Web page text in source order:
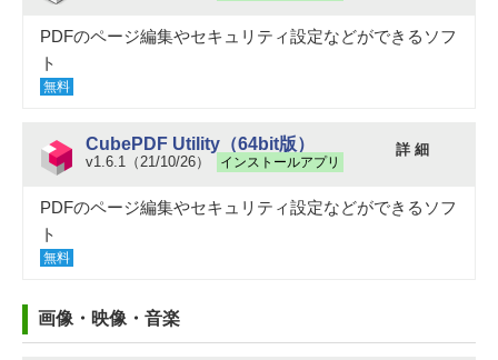
PDFのページ編集やセキュリティ設定などができるソフ
ト
無料
CubePDF Utility（64bit版）
v1.6.1（21/10/26） インストールアプリ
詳 細
PDFのページ編集やセキュリティ設定などができるソフ
ト
無料
画像・映像・音楽